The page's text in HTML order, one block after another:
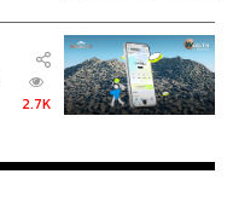
2.7K